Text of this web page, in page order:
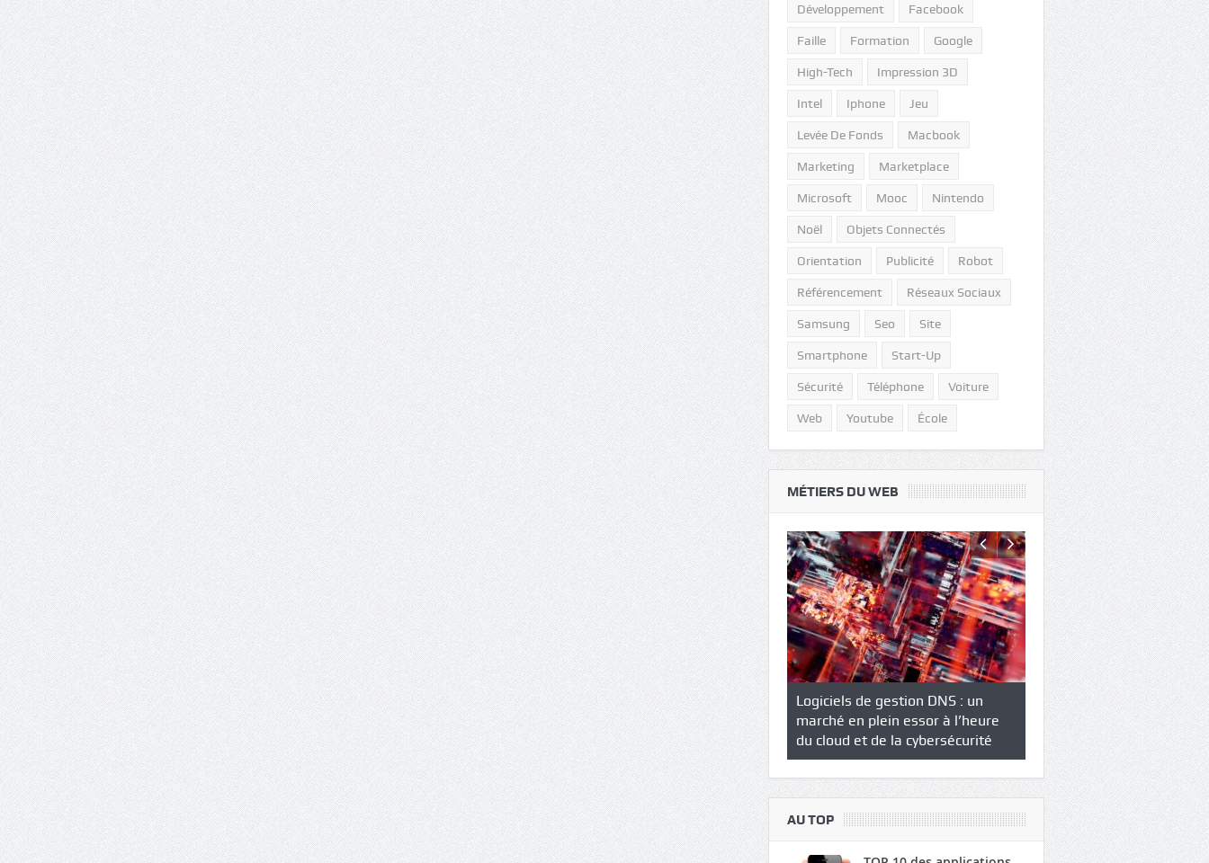
Développement Facebook
Faille Formation Google
High-Tech Impression 3D
Intel Iphone Jeu
Levée De Fonds Macbook
Marketing Marketplace
Microsoft Mooc Nintendo
Noël Objets Connectés
Orientation Publicité Robot
Référencement Réseaux Sociaux
Samsung Seo Site
Smartphone Start-Up
Sécurité Téléphone Voiture
Web Youtube École
MÉTIERS DU WEB
Top 5 des outils indispensables à
l’entrepreneur web débutant
Logiciels de gestion DNS : un
marché en plein essor à l’heure
du cloud et de la cybersécurité
Les compétences nécessaires
pour être un bon rédacteur web
Quel est le rôle d’une
communication digitale ?
AU TOP
immobilières